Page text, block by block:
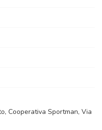
Cooperativa Sportman, Via